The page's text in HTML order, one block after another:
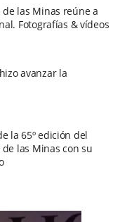
las Minas reúne a
Fotografías & vídeos
avanzar la
la 65º edición del
las Minas con su